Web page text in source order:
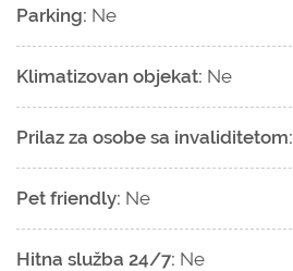
Parking: Ne
Klimatizovan objekat: Ne
Prilaz za osobe sa invaliditetom:
Pet friendly: Ne
Hitna služba 24/7: Ne